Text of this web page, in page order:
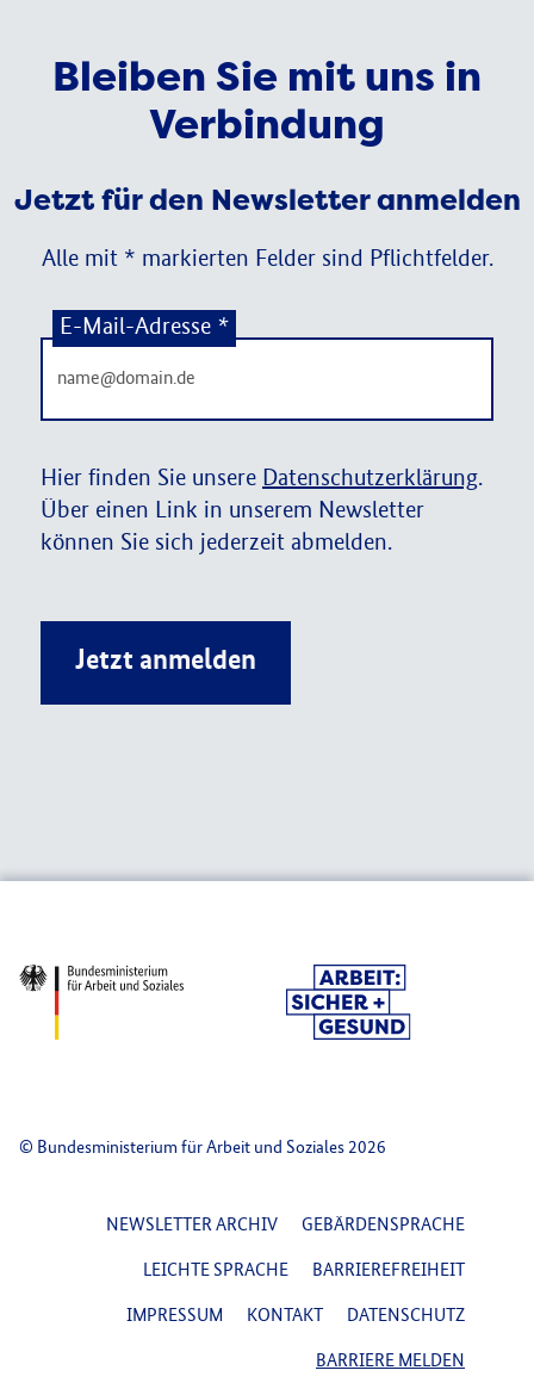
Bleiben Sie mit uns in
Verbindung
Jetzt für den Newsletter anmelden
Alle mit * markierten Felder sind Pflichtfelder.
E-Mail-Adresse *
Hier finden Sie unsere Datenschutzerklärung.
Über einen Link in unserem Newsletter
können Sie sich jederzeit abmelden.
Jetzt anmelden
© Bundesministerium für Arbeit und Soziales 2026
FOOTER NAVIGATION
NEWSLETTER ARCHIV GEBÄRDENSPRACHE
LEICHTE SPRACHE BARRIEREFREIHEIT
IMPRESSUM KONTAKT DATENSCHUTZ
BARRIERE MELDEN